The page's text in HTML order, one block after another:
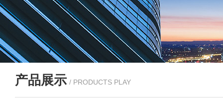
产品展示 / PRODUCTS PLAY